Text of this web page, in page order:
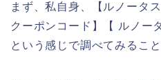
まず、私自身、【ルノータ
クーポンコード】【 ルノー
という感じで調べてみるこ